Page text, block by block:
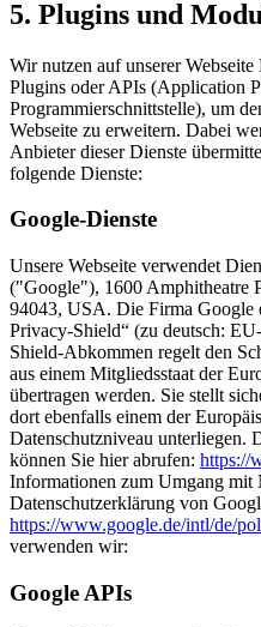
5. Plugins und
Wir nutzen auf unserer
Plugins oder APIs (Application
Programmierschnittstelle), um
Webseite zu erweitern. Dabei
Anbieter dieser Dienste
folgende Dienste:
Google-Dienste
Unsere Webseite verwendet
("Google"), 1600 Amphitheatre
94043, USA. Die Firma Google
Privacy-Shield“ (zu deutsch:
Shield-Abkommen regelt den
aus einem Mitgliedsstaat der
übertragen werden. Sie stellt
dort ebenfalls einem der
Datenschutzniveau unterliegen.
können Sie hier abrufen: https://
Informationen zum Umgang mit
Datenschutzerklärung von
https://www.google.de/intl/de/
verwenden wir:
Google APIs